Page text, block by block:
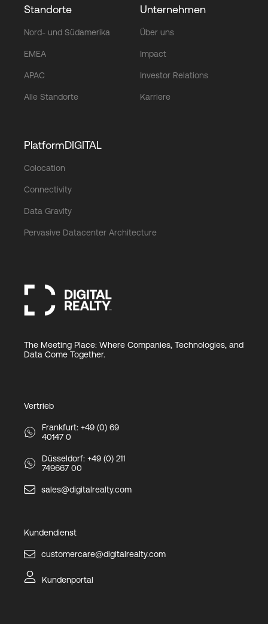
Standorte
Nord- und Südamerika
EMEA
APAC
Alle Standorte
Unternehmen
Über uns
Impact
Investor Relations
Karriere
PlatformDIGITAL
Colocation
Connectivity
Data Gravity
Pervasive Datacenter Architecture
The Meeting Place: Where Companies, Technologies, and
Data Come Together.
Vertrieb
Frankfurt: +49 (0) 69
40147 0
Düsseldorf: +49 (0) 211
749667 00
sales@digitalrealty.com
Kundendienst
customercare@digitalrealty.com
Kundenportal